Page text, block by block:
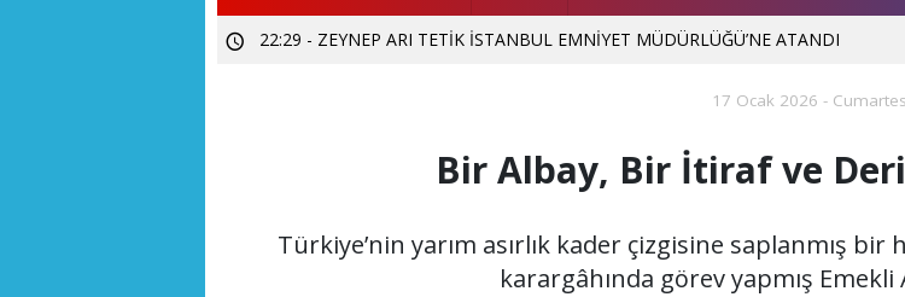
15:55 - Levent CANDAN'dan Prof. Dr. Mehmet SARIBIYIK'a vefa ziyareti
12:02 - SUBÜ Rektör Adayı Prof. Dr. Ali ÇORUH; “Sakarya’ya değer katan bir
17 Ocak 2026 -
Bir Albay, Bir İtiraf ve
Türkiye’nin yarım asırlık kader çizgisine saplanmış
karargâhında görev yapmış